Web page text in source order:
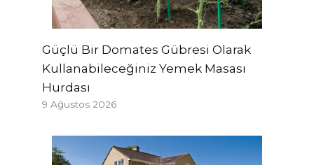
Güçlü Bir Domates Gübresi Olarak
Kullanabileceğiniz Yemek Masası
Hurdası
9 Ağustos 2026